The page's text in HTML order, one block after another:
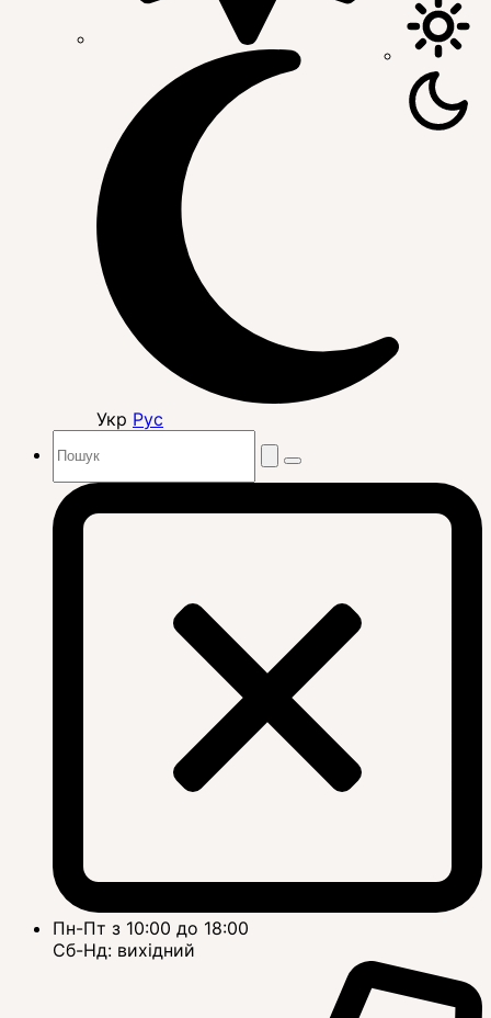
Укр Рус
Пн-Пт з 10:00 до 18:00
Сб-Нд: вихідний